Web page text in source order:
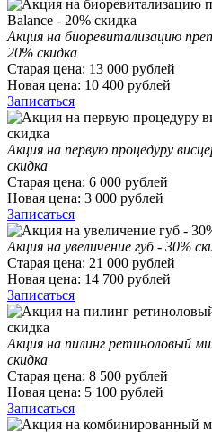
Акция на биоревитализацию
20% скидка
Старая цена: 13 000 рублей
Новая цена: 10 400 рублей
Записаться
Акция на первую процедуру
скидка
Старая цена: 6 000 рублей
Новая цена: 3 000 рублей
Записаться
Акция на увеличение губ - 30%
Старая цена: 21 000 рублей
Новая цена: 14 700 рублей
Записаться
Акция на пилинг ретиноловый
скидка
Старая цена: 8 500 рублей
Новая цена: 5 100 рублей
Записаться